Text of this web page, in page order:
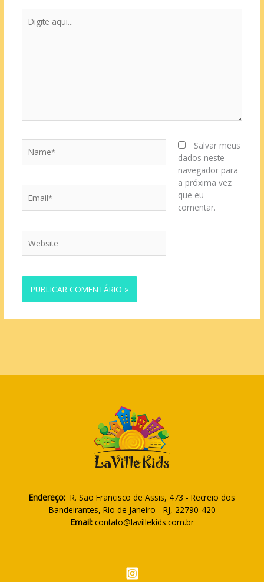
aqui...
Salvar meus
dados neste
navegador para
a próxima vez
que eu
comentar.
Endereço: R. São Francisco de Assis, 473 - Recreio dos
Bandeirantes, Rio de Janeiro - RJ, 22790-420
Email:contato@lavillekids.com.br